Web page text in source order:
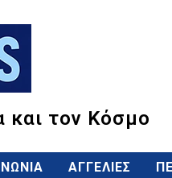
και τον Κόσμο
ΑΓΓΕΛΙΕΣ